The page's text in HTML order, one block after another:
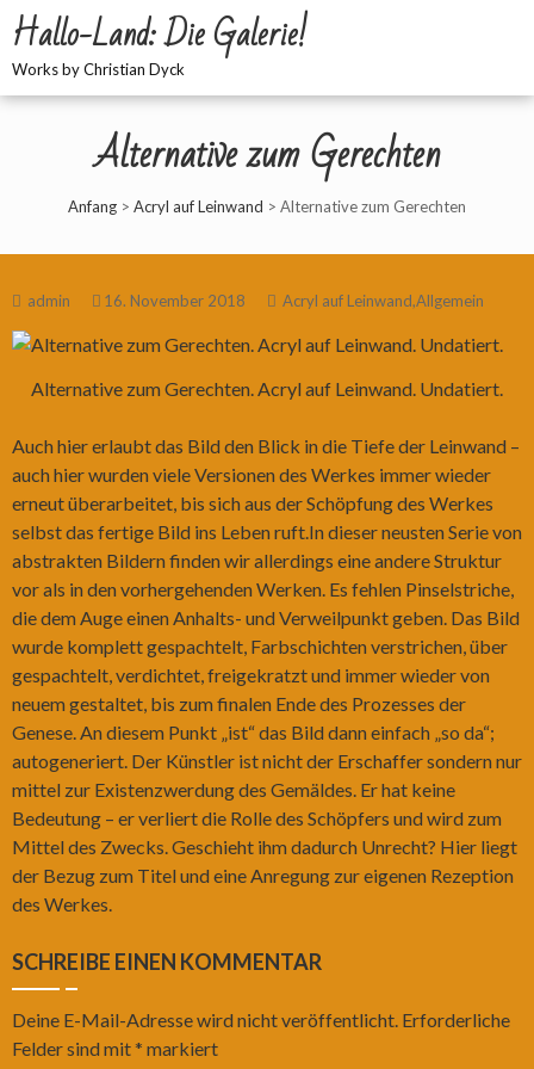
Hallo-Land: Die Galerie!
Works by Christian Dyck
Alternative zum Gerechten
Anfang > Acryl auf Leinwand > Alternative zum Gerechten
admin 16. November 2018 Acryl auf Leinwand,Allgemein
Alternative zum Gerechten. Acryl auf Leinwand. Undatiert.
Auch hier erlaubt das Bild den Blick in die Tiefe der Leinwand –
auch hier wurden viele Versionen des Werkes immer wieder
erneut überarbeitet, bis sich aus der Schöpfung des Werkes
selbst das fertige Bild ins Leben ruft.In dieser neusten Serie von
abstrakten Bildern finden wir allerdings eine andere Struktur
vor als in den vorhergehenden Werken. Es fehlen Pinselstriche,
die dem Auge einen Anhalts- und Verweilpunkt geben. Das Bild
wurde komplett gespachtelt, Farbschichten verstrichen, über
gespachtelt, verdichtet, freigekratzt und immer wieder von
neuem gestaltet, bis zum finalen Ende des Prozesses der
Genese. An diesem Punkt „ist“ das Bild dann einfach „so da“;
autogeneriert. Der Künstler ist nicht der Erschaffer sondern nur
mittel zur Existenzwerdung des Gemäldes. Er hat keine
Bedeutung – er verliert die Rolle des Schöpfers und wird zum
Mittel des Zwecks. Geschieht ihm dadurch Unrecht? Hier liegt
der Bezug zum Titel und eine Anregung zur eigenen Rezeption
des Werkes.
SCHREIBE EINEN KOMMENTAR
Deine E-Mail-Adresse wird nicht veröffentlicht. Erforderliche
Felder sind mit* markiert